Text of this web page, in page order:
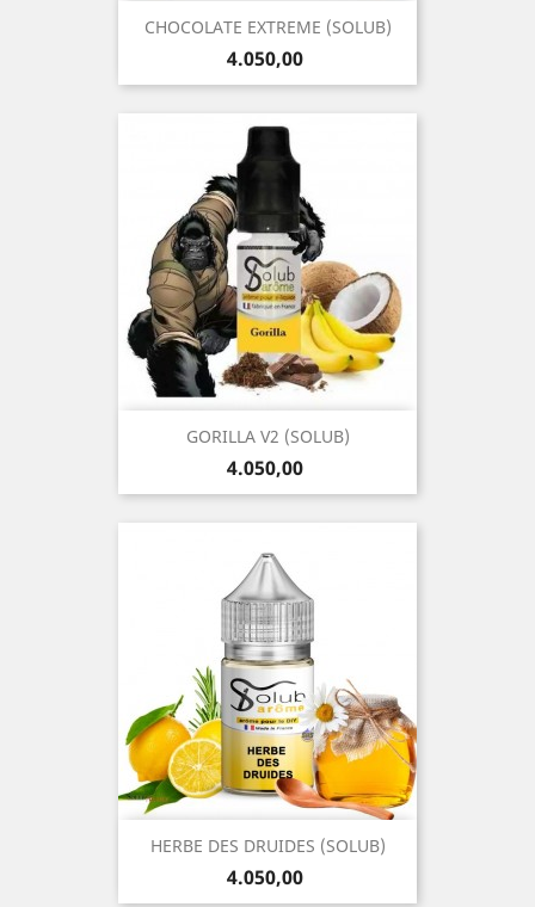
CHOCOLATE EXTREME (SOLUB)
Precio
4.050,00
GORILLA V2 (SOLUB)
Precio
4.050,00
HERBE DES DRUIDES (SOLUB)
Precio
4.050,00